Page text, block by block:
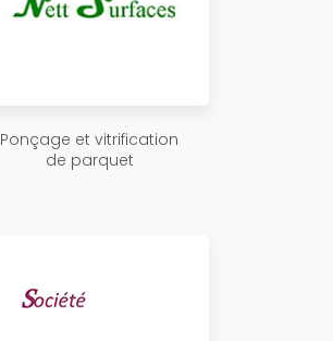
Ponçage et vitrification
de parquet